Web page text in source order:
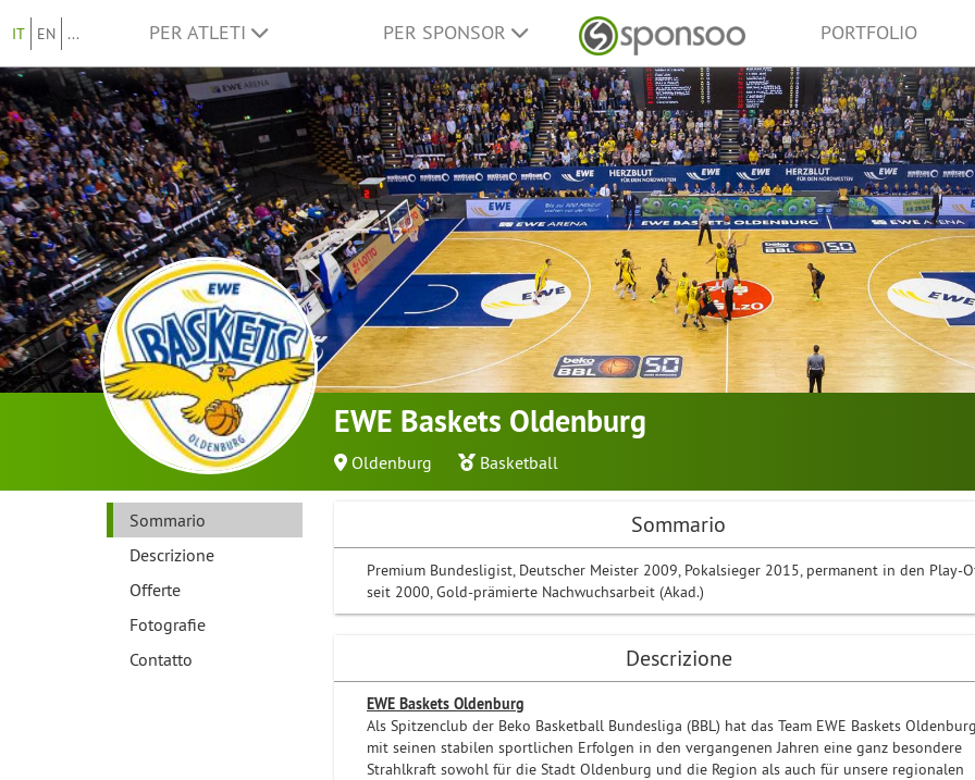
IT EN ... PER ATLETI PER SPONSOR PORTFOLIO
EWE Baskets Oldenburg
Oldenburg Basketball
Sommario
Descrizione
Offerte
Fotografie
Contatto
Sommario
Premium Bundesligist, Deutscher Meister 2009, Pokalsieger 2015, permanent in den Play-
seit 2000, Gold-prämierte Nachwuchsarbeit (Akad.)
Descrizione
EWE Baskets Oldenburg
Als Spitzenclub der Beko Basketball Bundesliga (BBL) hat das Team EWE Baskets
mit seinen stabilen sportlichen Erfolgen in den vergangenen Jahren eine ganz besondere
Strahlkraft sowohl für die Stadt Oldenburg und die Region als auch für unsere regionalen